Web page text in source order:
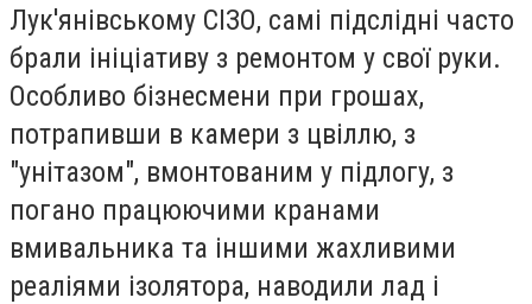
Лук'янівському СІЗО, самі підслідні часто
брали ініціативу з ремонтом у свої руки.
Особливо бізнесмени при грошах,
потрапивши в камери з цвіллю, з
"унітазом", вмонтованим у підлогу, з
погано працюючими кранами
вмивальника та іншими жахливими
реаліями ізолятора, наводили лад і